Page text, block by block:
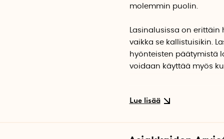
molemmin puolin.
Lasinalusissa on
vaikka se kallistuisikin.
hyönteisten päätymistä
voidaan käyttää myös
pakkausta. Lasinalusten